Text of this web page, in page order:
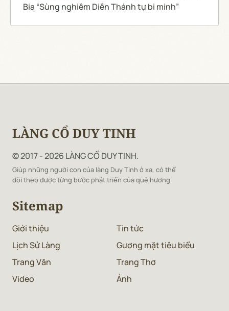
Bia “Sùng nghiêm Diên Thánh tự bi minh”
LÀNG CỔ DUY TINH
© 2017 - 2026 LÀNG CỔ DUY TINH.
Giúp những người con của làng Duy Tinh ở xa, có thể
dõi theo được từng bước phát triển của quê hương
Sitemap
Giới thiệu
Tin tức
Lịch Sử Làng
Gương mặt tiêu biểu
Trang Văn
Trang Thơ
Video
Ảnh